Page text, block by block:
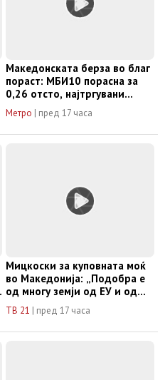
Македонската берза во благ
пораст: МБИ10 порасна за
0,26 отсто, најтргувани
акциите на Алкалоид
Метро | пред 17 часа
Мицкоски за куповната моќ
во Македонија: „Подобра е
од многу земји од ЕУ и од
сите земји во регионот“
ТВ 21 | пред 17 часа